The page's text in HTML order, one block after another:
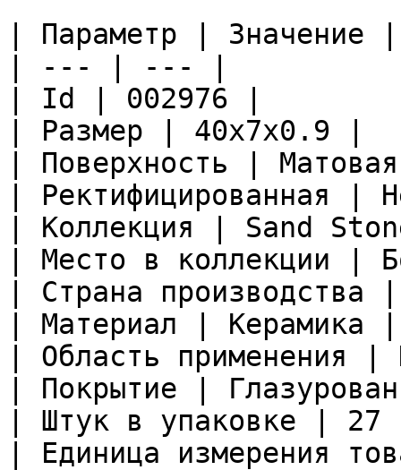
| Параметр | Значение |
| --- | --- |
| Id | 002976 |
| Размер | 40x7x0.9 |
| Поверхность |
| Ректифицированная |
| Коллекция | Sand
| Место в коллекции |
| Страна
| Материал | Керамика |
| Область применения
| Покрытие |
| Штук в упаковке |
| Единица измерения